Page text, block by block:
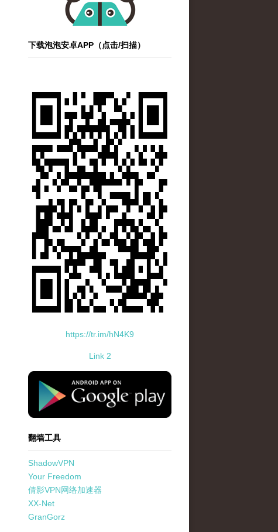
下载泡泡安卓APP（点击/扫描）
https://tr.im/hN4K9
Link 2
standard-icon-googleplay-app-store.png
翻墙工具
ShadowVPN
Your Freedom
倩影VPN网络加速器
XX-Net
GranGorz